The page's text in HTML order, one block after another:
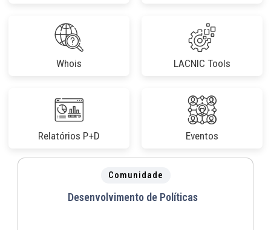
Whois LACNIC Tools
Relatórios P+D Eventos
Comunidade
Desenvolvimento de Políticas